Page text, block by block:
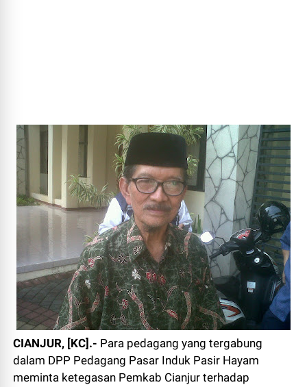
CIANJUR, [KC].- Para pedagang yang tergabung
dalam DPP Pedagang Pasar Induk Pasir Hayam
meminta ketegasan Pemkab Cianjur terhadap